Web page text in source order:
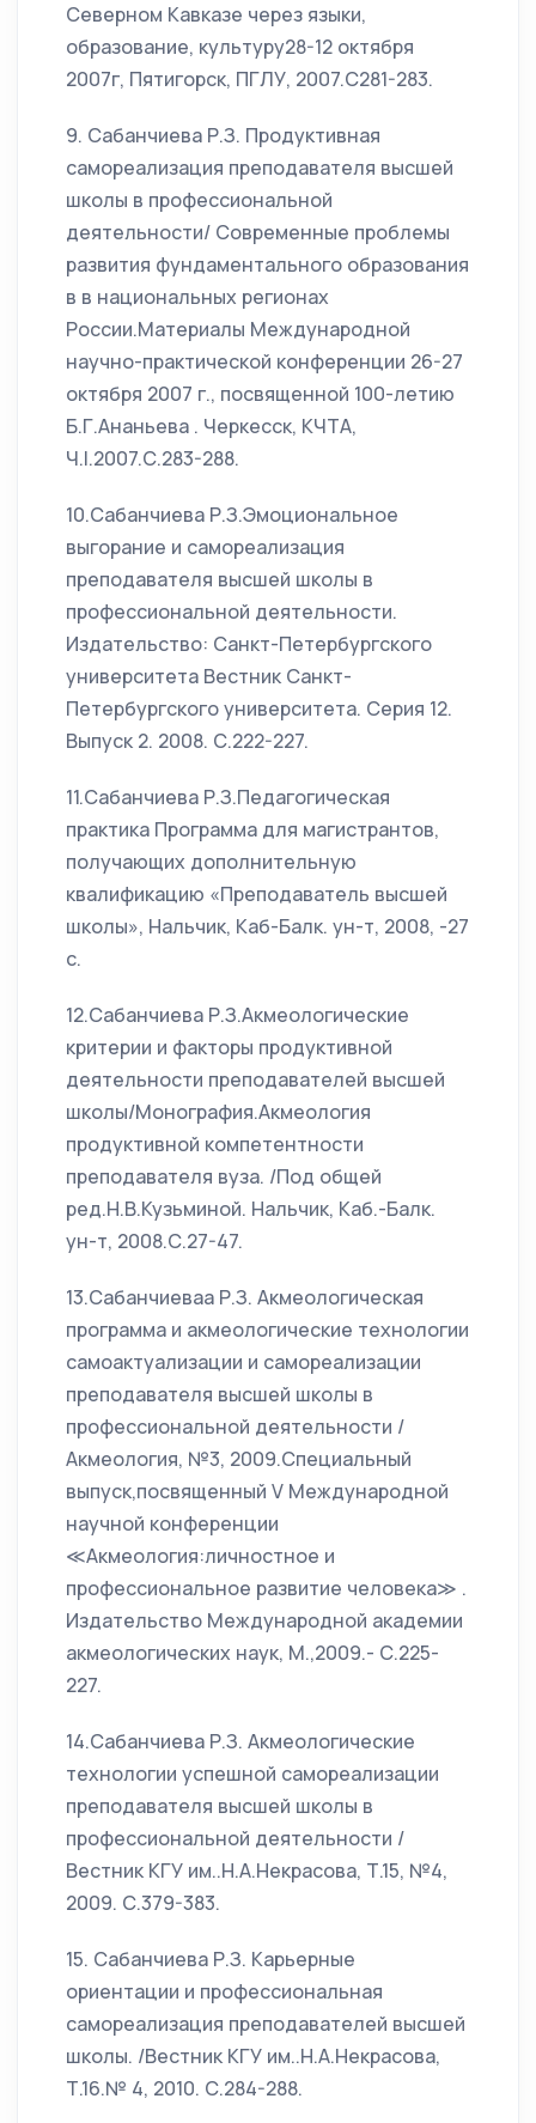
Северном Кавказе через языки,
образование, культуру28-12 октября
2007г, Пятигорск, ПГЛУ, 2007.С281-283.
9. Сабанчиева Р.З. Продуктивная
самореализация преподавателя высшей
школы в профессиональной
деятельности/ Современные проблемы
развития фундаментального образования
в в национальных регионах
России.Материалы Международной
научно-практической конференции 26-27
октября 2007 г., посвященной 100-летию
Б.Г.Ананьева . Черкесск, КЧТА,
Ч.I.2007.С.283-288.
10.Сабанчиева Р.З.Эмоциональное
выгорание и самореализация
преподавателя высшей школы в
профессиональной деятельности.
Издательство: Санкт-Петербургского
университета Вестник Санкт-
Петербургского университета. Серия 12.
Выпуск 2. 2008. С.222-227.
11.Сабанчиева Р.З.Педагогическая
практика Программа для магистрантов,
получающих дополнительную
квалификацию «Преподаватель высшей
школы», Нальчик, Каб-Балк. ун-т, 2008, -27
с.
12.Сабанчиева Р.З.Акмеологические
критерии и факторы продуктивной
деятельности преподавателей высшей
школы/Монография.Акмеология
продуктивной компетентности
преподавателя вуза. /Под общей
ред.Н.В.Кузьминой. Нальчик, Каб.-Балк.
ун-т, 2008.С.27-47.
13.Сабанчиеваа Р.З. Акмеологическая
программа и акмеологические технологии
самоактуализации и самореализации
преподавателя высшей школы в
профессиональной деятельности /
Акмеология, №3, 2009.Специальный
выпуск,посвященный V Международной
научной конференции
≪Акмеология:личностное и
профессиональное развитие человека≫ .
Издательство Международной академии
акмеологических наук, М.,2009.- С.225-
227.
14.Сабанчиева Р.З. Акмеологические
технологии успешной самореализации
преподавателя высшей школы в
профессиональной деятельности /
Вестник КГУ им..Н.А.Некрасова, Т.15, №4,
2009. С.379-383.
15. Сабанчиева Р.З. Карьерные
ориентации и профессиональная
самореализация преподавателей высшей
школы. /Вестник КГУ им..Н.А.Некрасова,
Т.16.№ 4, 2010. С.284-288.